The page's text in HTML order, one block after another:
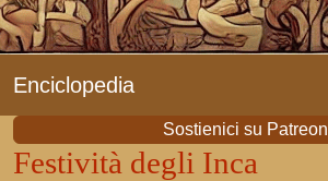
Enciclopedia
Sostienici su Patreon
Festività degli Inca